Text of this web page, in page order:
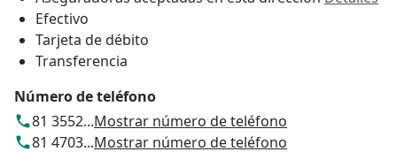
Efectivo
Tarjeta de débito
Transferencia
Número de teléfono
81 3552...Mostrar número de teléfono
81 4703...Mostrar número de teléfono